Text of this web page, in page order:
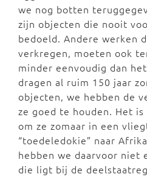
we nog botten
zijn objecten die nooit
bedoeld. Andere werken
verkregen, moeten ook
minder eenvoudig dan
dragen al ruim 150 jaar
objecten, we hebben de
ze goed te houden. Het
om ze zomaar in een
“toedeledokie” naar
hebben we daarvoor niet
die ligt bij de